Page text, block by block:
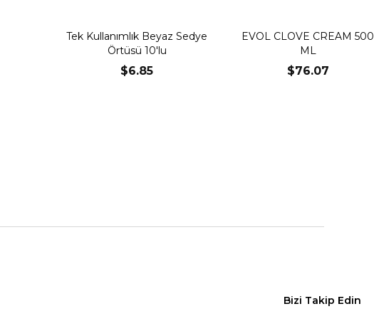
Tek Kullanımlık Beyaz Sedye
Örtüsü 10'lu
$6.85
EVOL CLOVE CREAM 500
ML
$76.07
Bizi Takip Edin